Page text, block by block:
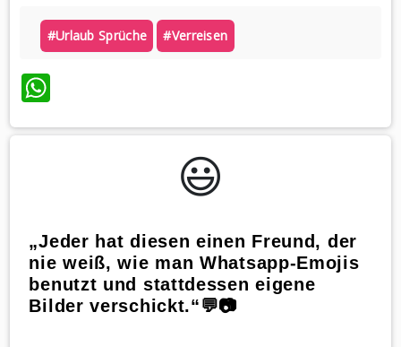
#urlaub Sprüche #verreisen
WhatsApp
😃️
„Jeder hat diesen einen Freund, der
nie weiß, wie man Whatsapp-Emojis
benutzt und stattdessen eigene
Bilder verschickt.“💬📷